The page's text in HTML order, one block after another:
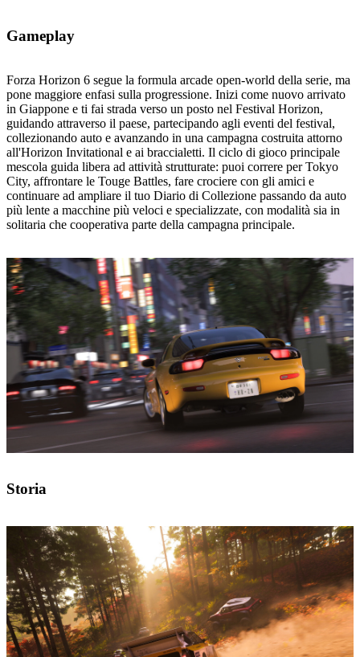
Gameplay
Forza Horizon 6 segue la formula arcade open‑world della serie, ma
pone maggiore enfasi sulla progressione. Inizi come nuovo arrivato
in Giappone e ti fai strada verso un posto nel Festival Horizon,
guidando attraverso il paese, partecipando agli eventi del festival,
collezionando auto e avanzando in una campagna costruita attorno
all'Horizon Invitational e ai braccialetti. Il ciclo di gioco principale
mescola guida libera ad attività strutturate: puoi correre per Tokyo
City, affrontare le Touge Battles, fare crociere con gli amici e
continuare ad ampliare il tuo Diario di Collezione passando da auto
più lente a macchine più veloci e specializzate, con modalità sia in
solitaria che cooperativa parte della campagna principale.
Storia